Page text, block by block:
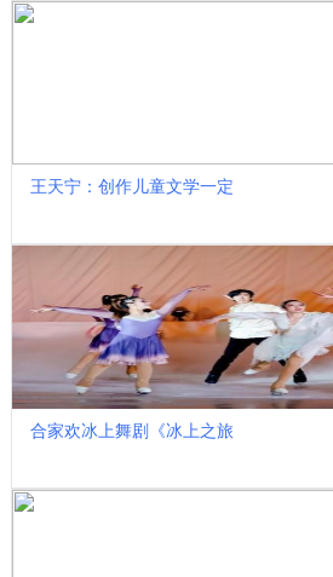
王天宁：创作儿童文学一定
合家欢冰上舞剧《冰上之旅